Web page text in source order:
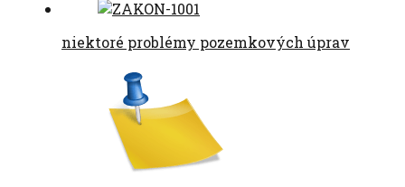
niektoré problémy pozemkových úprav